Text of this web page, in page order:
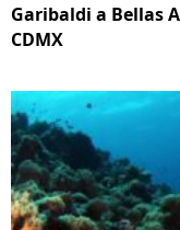
Garibaldi a Bellas
CDMX